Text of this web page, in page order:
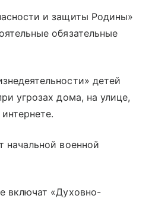
и защиты Родины»
обязательные
детей
угрозах дома, на улице,
начальной военной
включат «Духовно-